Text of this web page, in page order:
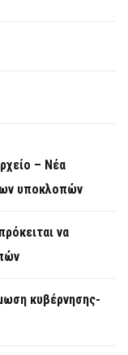
– Νέα
υποκλοπών
να
κυβέρνησης-